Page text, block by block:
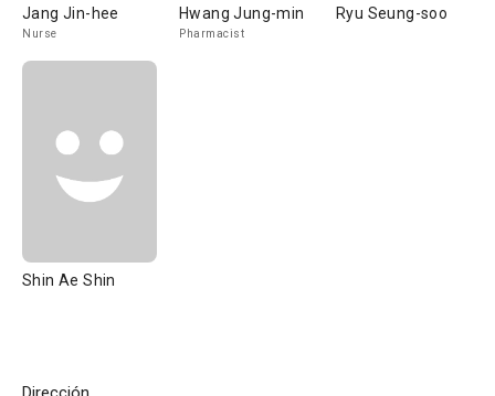
Jang Jin-hee
Nurse
Hwang Jung-min
Pharmacist
Ryu Seung-soo
Shin Ae Shin